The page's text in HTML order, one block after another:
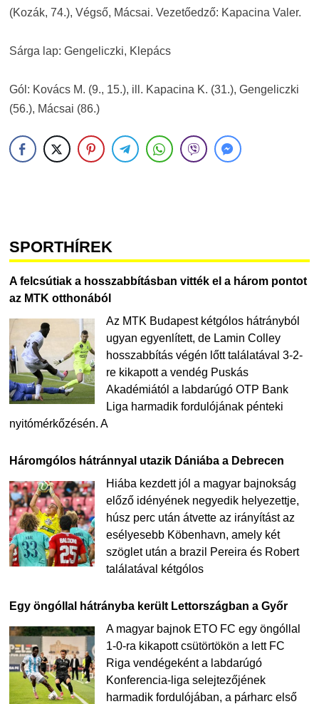
(Kozák, 74.), Végső, Mácsai. Vezetőedző: Kapacina Valer.
Sárga lap: Gengeliczki, Klepács
Gól: Kovács M. (9., 15.), ill. Kapacina K. (31.), Gengeliczki
(56.), Mácsai (86.)
SPORTHÍREK
A felcsútiak a hosszabbításban vitték el a három pontot
az MTK otthonából
Az MTK Budapest kétgólos hátrányból
ugyan egyenlített, de Lamin Colley
hosszabbítás végén lőtt találatával 3-2-
re kikapott a vendég Puskás
Akadémiától a labdarúgó OTP Bank
Liga harmadik fordulójának pénteki
nyitómérkőzésén. A
Háromgólos hátránnyal utazik Dániába a Debrecen
Hiába kezdett jól a magyar bajnokság
előző idényének negyedik helyezettje,
húsz perc után átvette az irányítást az
esélyesebb Köbenhavn, amely két
szöglet után a brazil Pereira és Robert
találatával kétgólos
Egy öngóllal hátrányba került Lettországban a Győr
A magyar bajnok ETO FC egy öngóllal
1-0-ra kikapott csütörtökön a lett FC
Riga vendégeként a labdarúgó
Konferencia-liga selejtezőjének
harmadik fordulójában, a párharc első